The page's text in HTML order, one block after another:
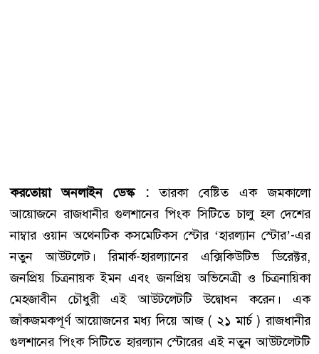
করতোয়া অনলাইন ডেস্ক :তারকা বেষ্টিত এক জমকালো
আয়োজনে রাজধানীর গুলশানের পিংক সিটিতে চালু হল দেশের
নাম্বার ওয়ান অথেনটিক কসমেটিকস স্টোর ‘হারল্যান স্টোর’-এর
নতুন আউটলেট। রিমার্ক-হারল্যানের এক্সিকিউটিভ ডিরেক্টর,
জনপ্রিয় চিত্রনায়ক ইমন এবং জনপ্রিয় অভিনেত্রী ও চিত্রনায়িকা
মেহজাবীন চৌধুরী এই আউটলেটটি উদ্বোধন করেন। এক
জাঁকজমকপূর্ণ আয়োজনের মধ্য দিয়ে আজ ( ২১ মার্চ ) রাজধানীর
গুলশানের পিংক সিটিতে হারল্যান স্টোরের এই নতুন আউটলেটটি